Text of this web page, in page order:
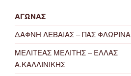
ΑΓΩΝΑΣ
ΔΑΦΝΗ ΛΕΒΑΙΑΣ – ΠΑΣ ΦΛΩΡΙΝΑ
ΜΕΛΙΤΕΑΣ ΜΕΛΙΤΗΣ – ΕΛΛΑΣ
Α.ΚΑΛΛΙΝΙΚΗΣ